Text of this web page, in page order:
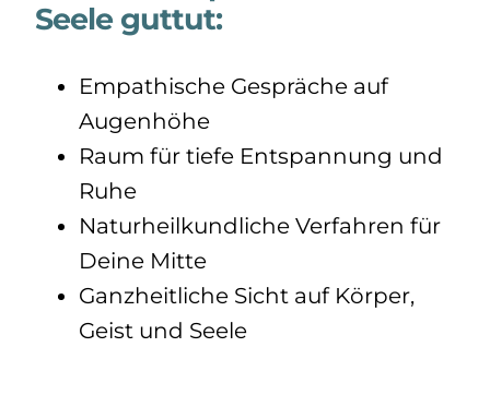
Seele guttut:
Empathische Gespräche auf
Augenhöhe
Raum für tiefe Entspannung und
Ruhe
Naturheilkundliche Verfahren für
Deine Mitte
Ganzheitliche Sicht auf Körper,
Geist und Seele